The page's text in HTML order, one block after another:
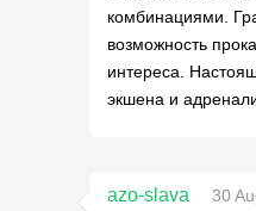
комбинациями.
возможность
интереса.
экшена и
azo-slava
30